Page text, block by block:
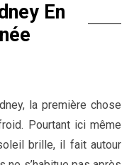
En
la première chose
Pourtant ici même
brille, il fait autour